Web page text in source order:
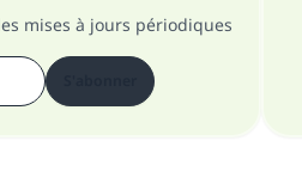
mises à jours périodiques